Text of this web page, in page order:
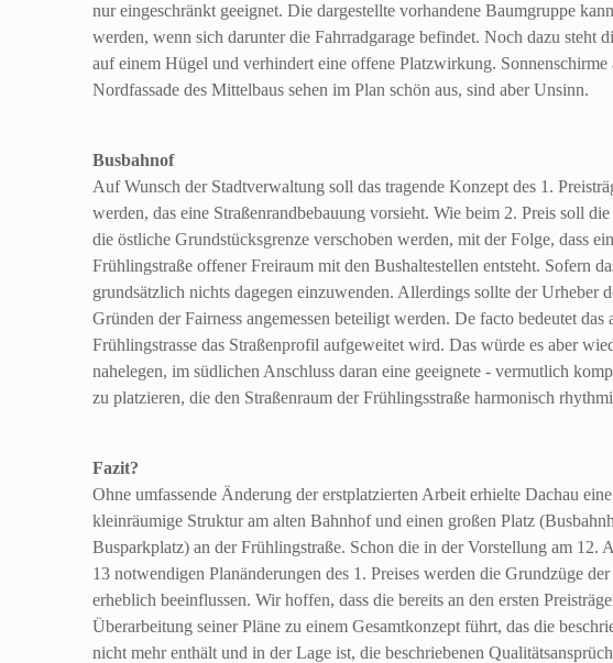
nur eingeschränkt geeignet. Die dargestellte vorhandene Baumgruppe
werden, wenn sich darunter die Fahrradgarage befindet. Noch dazu steht
auf einem Hügel und verhindert eine offene Platzwirkung. Sonnenschirme
Nordfassade des Mittelbaus sehen im Plan schön aus, sind aber Unsinn.
Busbahnof
Auf Wunsch der Stadtverwaltung soll das tragende Konzept des 1.
werden, das eine Straßenrandbebauung vorsieht. Wie beim 2. Preis soll
die östliche Grundstücksgrenze verschoben werden, mit der Folge, dass
Frühlingstraße offener Freiraum mit den Bushaltestellen entsteht. Sofern
grundsätzlich nichts dagegen einzuwenden. Allerdings sollte der Urheber
Gründen der Fairness angemessen beteiligt werden. De facto bedeutet das
Frühlingstrasse das Straßenprofil aufgeweitet wird. Das würde es aber
nahelegen, im südlichen Anschluss daran eine geeignete - vermutlich
zu platzieren, die den Straßenraum der Frühlingsstraße harmonisch
Fazit?
Ohne umfassende Änderung der erstplatzierten Arbeit erhielte Dachau eine
kleinräumige Struktur am alten Bahnhof und einen großen Platz
Busparkplatz) an der Frühlingstraße. Schon die in der Vorstellung am 12.
13 notwendigen Planänderungen des 1. Preises werden die Grundzüge
erheblich beeinflussen. Wir hoffen, dass die bereits an den ersten
Überarbeitung seiner Pläne zu einem Gesamtkonzept führt, das die
nicht mehr enthält und in der Lage ist, die beschriebenen